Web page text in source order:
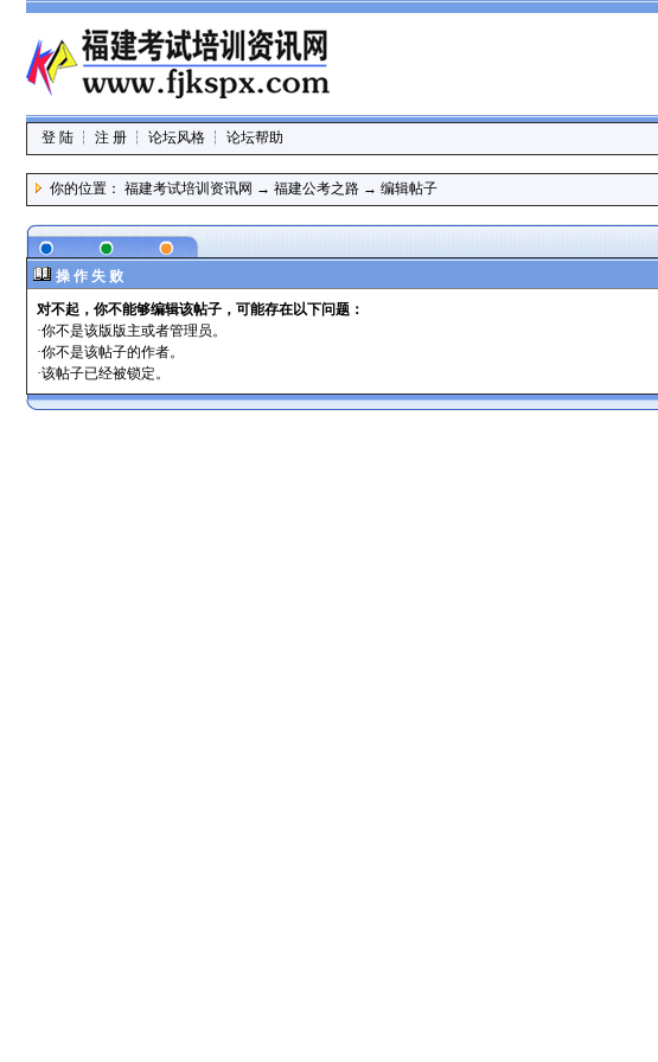
登 陆┆ 注 册┆ 论坛风格┆ 论坛帮助
你的位置： 福建考试培训资讯网 → 福建公考之路→ 编辑帖子
操 作 失 败
对不起，你不能够编辑该帖子，可能存在以下问题：
·你不是该版版主或者管理员。
·你不是该帖子的作者。
·该帖子已经被锁定。